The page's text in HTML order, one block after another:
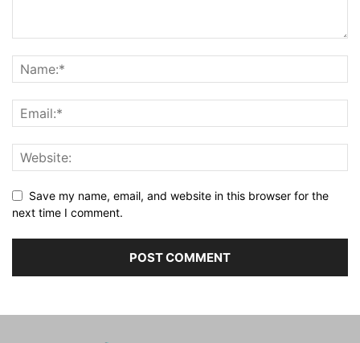
Save my name, email, and website in this browser for the
next time I comment.